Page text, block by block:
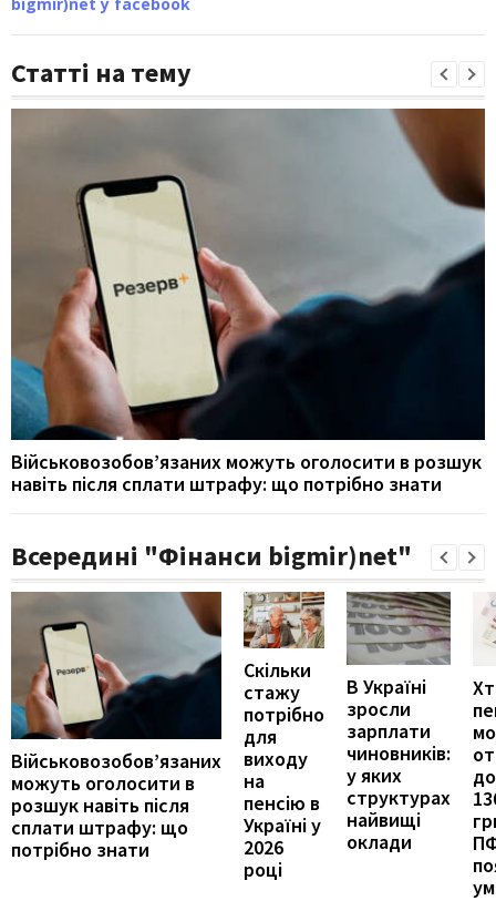
Статті на тему
Військовозобов’язаних можуть оголосити в розшук
навіть після сплати штрафу: що потрібно знати
Всередині "Фінанси bigmir)net"
Військовозобов’язаних
можуть оголосити в
розшук навіть після
сплати штрафу: що
потрібно знати
Скільки
стажу
потрібно
для
виходу
на
пенсію в
Україні у
2026
році
В Україні
зросли
зарплати
чиновників:
у яких
структурах
найвищі
оклади